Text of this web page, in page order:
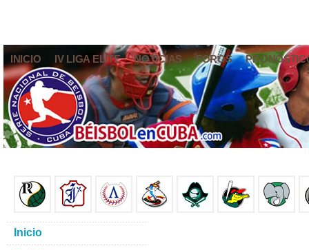
INICIO IV LIGA ELITE NOTICIAS FOROS
Inicio